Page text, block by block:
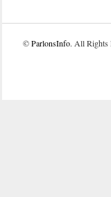
©ParlonsInfo. All Rights